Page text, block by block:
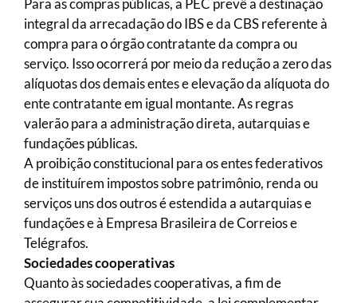
Para as compras públicas, a PEC prevê a destinação
integral da arrecadação do IBS e da CBS referente à
compra para o órgão contratante da compra ou
serviço. Isso ocorrerá por meio da redução a zero das
alíquotas dos demais entes e elevação da alíquota do
ente contratante em igual montante. As regras
valerão para a administração direta, autarquias e
fundações públicas.
A proibição constitucional para os entes federativos
de instituírem impostos sobre patrimônio, renda ou
serviços uns dos outros é estendida a autarquias e
fundações e à Empresa Brasileira de Correios e
Telégrafos.
Sociedades cooperativas
Quanto às sociedades cooperativas, a fim de